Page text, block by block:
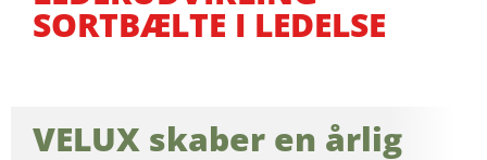
SORTBÆLTE I LEDELSE
VELUX skaber en årlig